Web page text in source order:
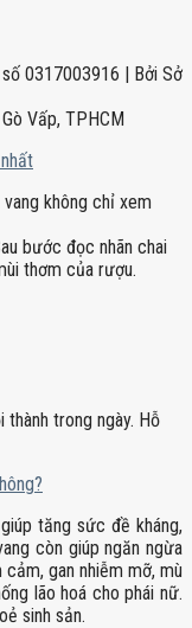
số 0317003916 | Bởi Sở
Vấp, TPHCM
không chỉ xem
bước đọc nhãn chai
thơm của rượu.
thành trong ngày. Hỗ
tăng sức đề kháng,
còn giúp ngăn ngừa
gan nhiễm mỡ, mù
lão hoá cho phái nữ.
sinh sản.